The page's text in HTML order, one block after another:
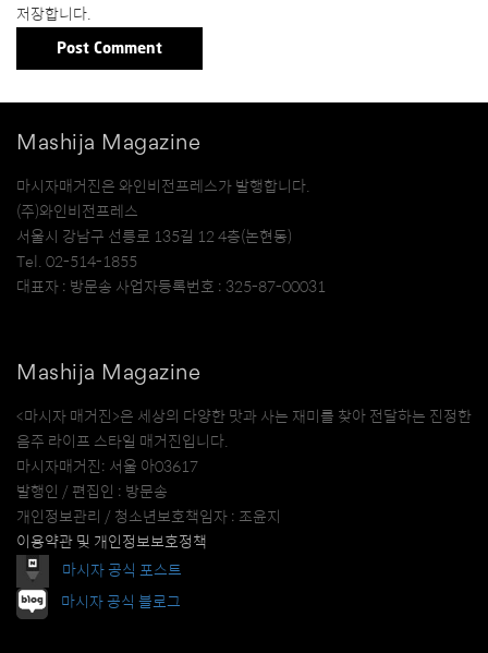
저장합니다.
Mashija Magazine
마시자매거진은 와인비전프레스가 발행합니다.
(주)와인비전프레스
서울시 강남구 선릉로 135길 12 4층(논현동)
Tel. 02-514-1855
대표자 : 방문송 사업자등록번호 : 325-87-00031
Mashija Magazine
<마시자 매거진>은 세상의 다양한 맛과 사는 재미를 찾아 전달하는 진정한
음주 라이프 스타일 매거진입니다.
마시자매거진: 서울 아03617
발행인 / 편집인 : 방문송
개인정보관리 / 청소년보호책임자 : 조윤지
이용약관 및 개인정보보호정책
마시자 공식 포스트
마시자 공식 블로그